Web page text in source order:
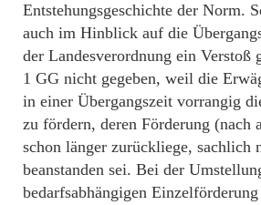
Entstehungsgeschichte der Norm.
auch im Hinblick auf die
der Landesverordnung ein Verstoß
1 GG nicht gegeben, weil die
in einer Übergangszeit vorrangig
zu fördern, deren Förderung (nach
schon länger zurückliege, sachlich
beanstanden sei. Bei der
bedarfsabhängigen